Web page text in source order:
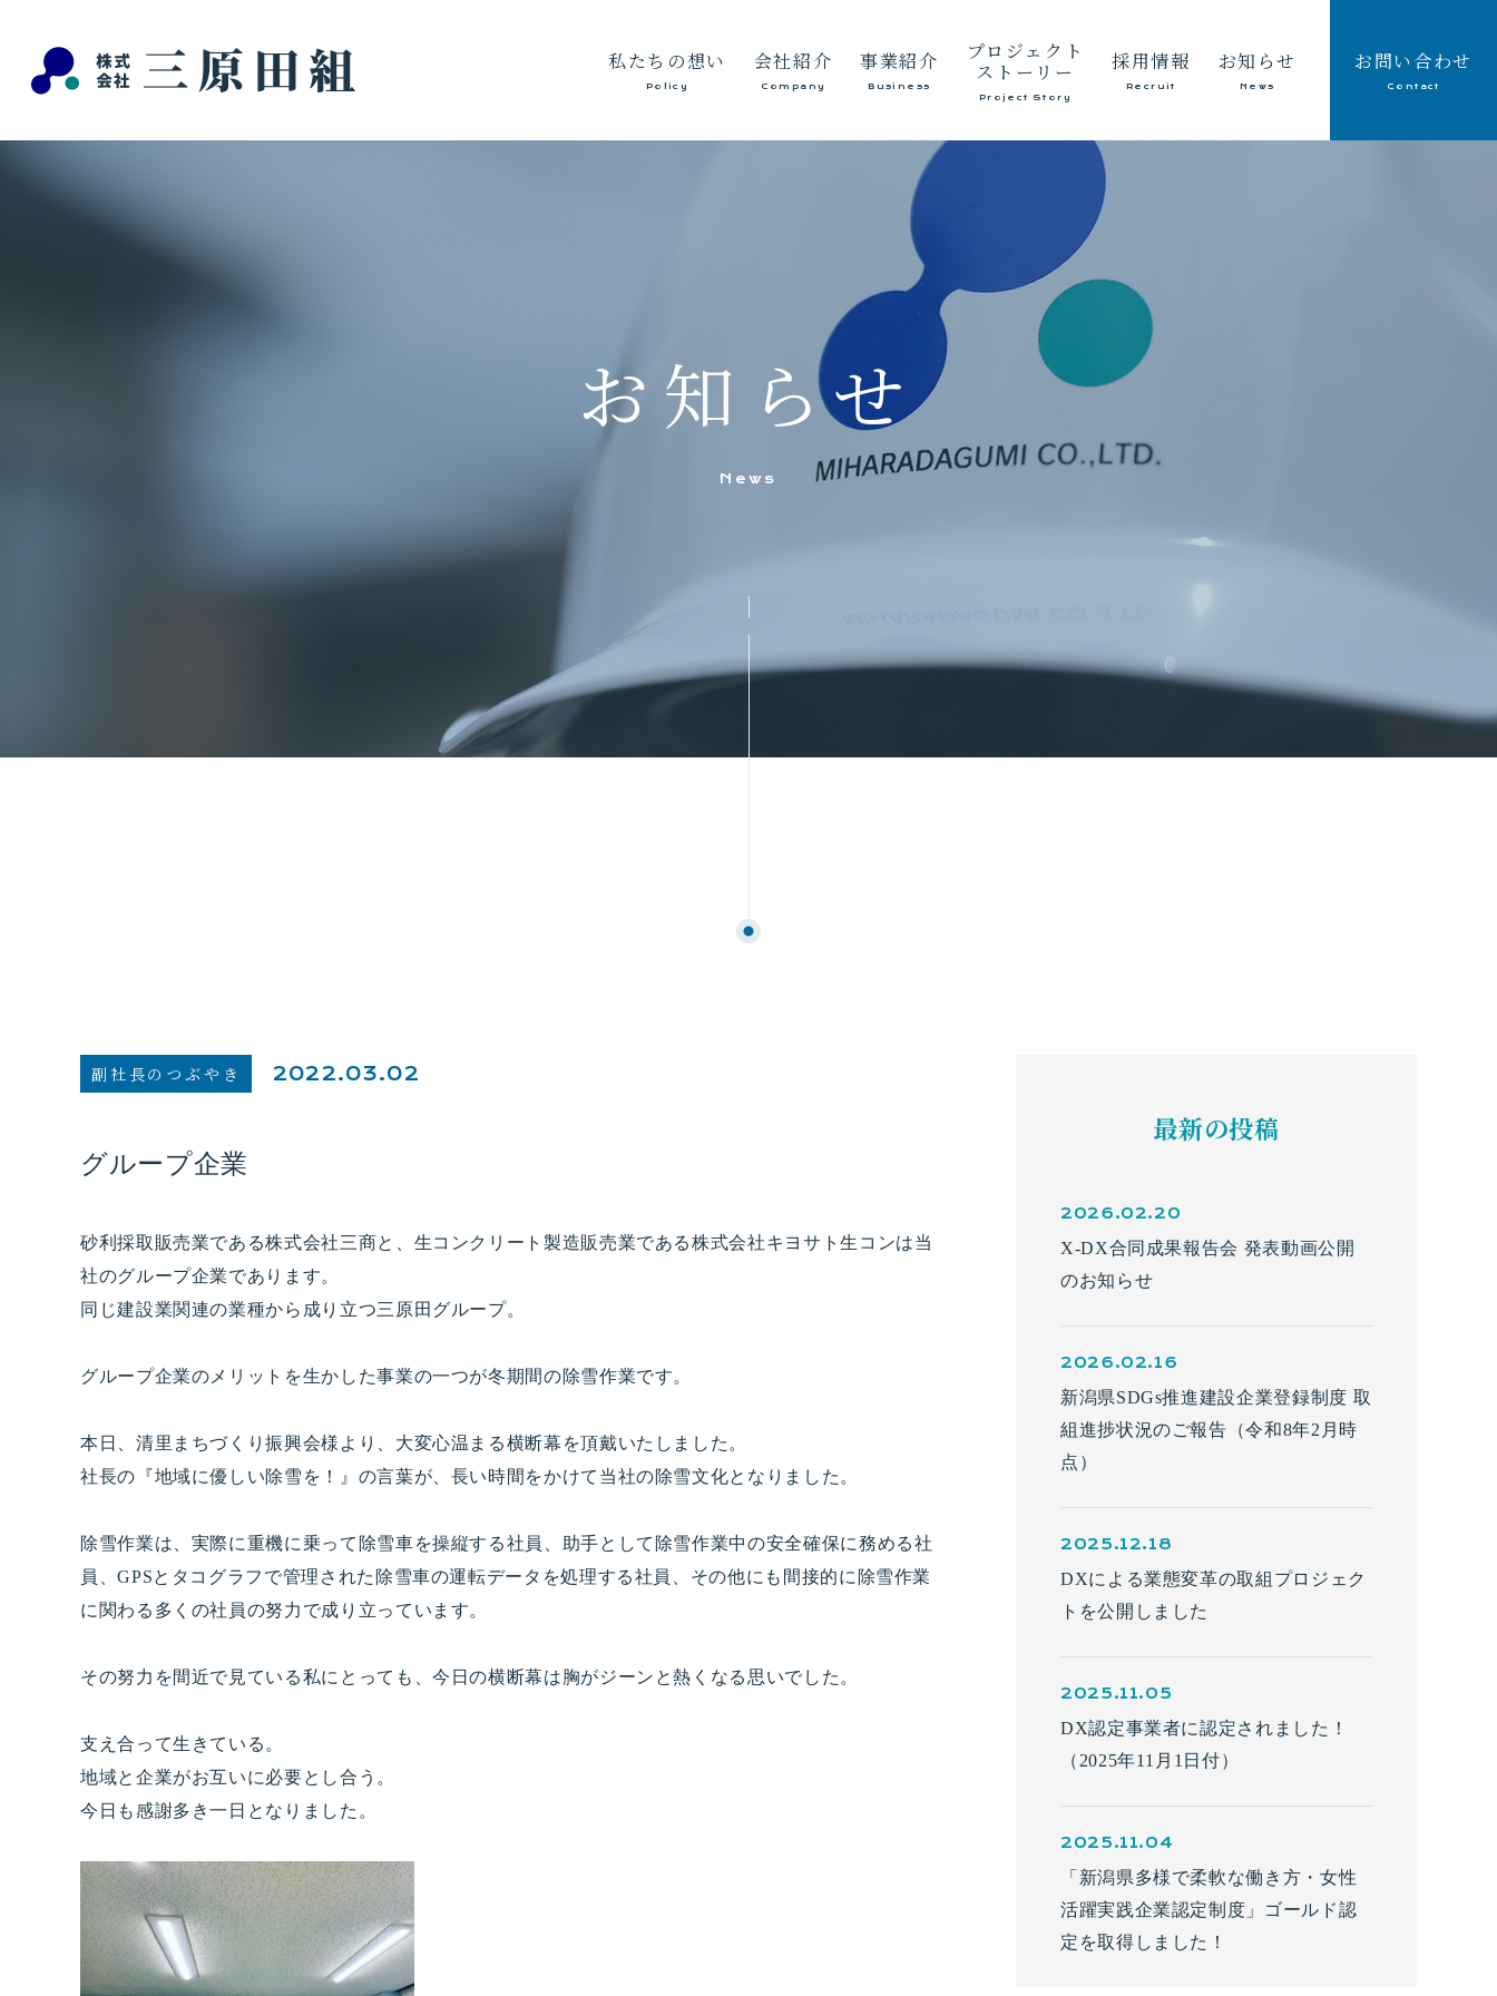
私たちの想い
Policy
会社紹介
Company
事業紹介
Business
プロジェクト
ストーリー
Project Story
採用情報
Recruit
お知らせ
News
お問い合わせ
Contact
お知らせ
News
副社長のつぶやき 2022.03.02
グループ企業
砂利採取販売業である株式会社三商と、生コンクリート製造販売業である株式会社キヨサト生コンは当
社のグループ企業であります。
同じ建設業関連の業種から成り立つ三原田グループ。
グループ企業のメリットを生かした事業の一つが冬期間の除雪作業です。
本日、清里まちづくり振興会様より、大変心温まる横断幕を頂戴いたしました。
社長の『地域に優しい除雪を！』の言葉が、長い時間をかけて当社の除雪文化となりました。
除雪作業は、実際に重機に乗って除雪車を操縦する社員、助手として除雪作業中の安全確保に務める社
員、GPSとタコグラフで管理された除雪車の運転データを処理する社員、その他にも間接的に除雪作業
に関わる多くの社員の努力で成り立っています。
その努力を間近で見ている私にとっても、今日の横断幕は胸がジーンと熱くなる思いでした。
支え合って生きている。
地域と企業がお互いに必要とし合う。
今日も感謝多き一日となりました。
最新の投稿
X-DX合同成果報告会 発表動画公開
のお知らせ
2026.02.20
新潟県SDGs推進建設企業登録制度 取
組進捗状況のご報告（令和8年2月時
点）
2026.02.16
DXによる業態変革の取組プロジェク
トを公開しました
2025.12.18
DX認定事業者に認定されました！
（2025年11月1日付）
2025.11.05
「新潟県多様で柔軟な働き方・女性
活躍実践企業認定制度」ゴールド認
定を取得しました！
2025.11.04